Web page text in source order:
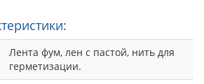
Лента фум, лен с пастой, нить для
герметизации.